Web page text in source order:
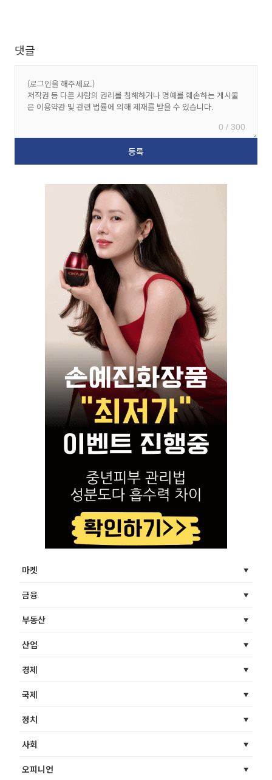
댓글
0 / 300
마켓
금융
부동산
산업
경제
국제
정치
사회
오피니언